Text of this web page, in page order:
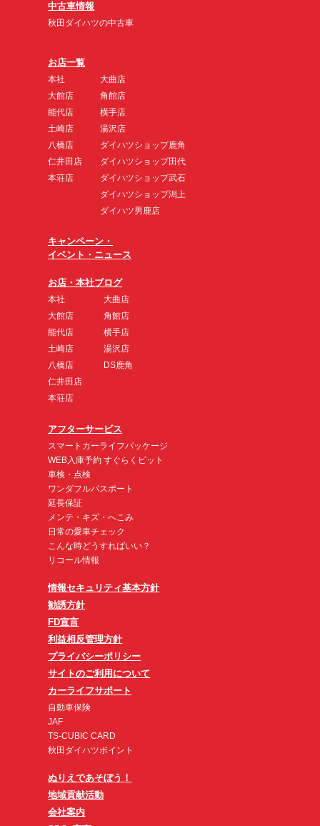
中古車情報
秋田ダイハツの中古車
お店一覧
本社
大館店
能代店
土崎店
八橋店
仁井田店
本荘店
大曲店
角館店
横手店
湯沢店
ダイハツショップ鹿角
ダイハツショップ田代
ダイハツショップ武石
ダイハツショップ潟上
ダイハツ男鹿店
キャンペーン・
イベント・ニュース
お店・本社ブログ
本社
大館店
能代店
土崎店
八橋店
仁井田店
本荘店
大曲店
角館店
横手店
湯沢店
DS鹿角
アフターサービス
スマートカーライフパッケージ
WEB入庫予約 すぐらくピット
車検・点検
ワンダフルパスポート
延長保証
メンテ・キズ・へこみ
日常の愛車チェック
こんな時どうすればいい？
リコール情報
情報セキュリティ基本方針
勧誘方針
FD宣言
利益相反管理方針
プライバシーポリシー
サイトのご利用について
カーライフサポート
自動車保険
JAF
TS-CUBIC CARD
秋田ダイハツポイント
ぬりえであそぼう！
地域貢献活動
会社案内